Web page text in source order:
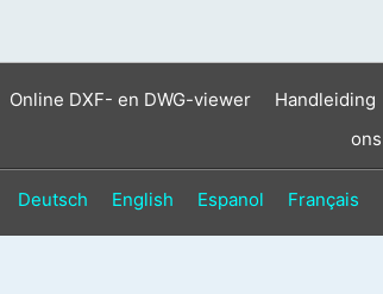
Online DXF- en DWG-viewer Handleiding
ons
Deutsch English Espanol Français